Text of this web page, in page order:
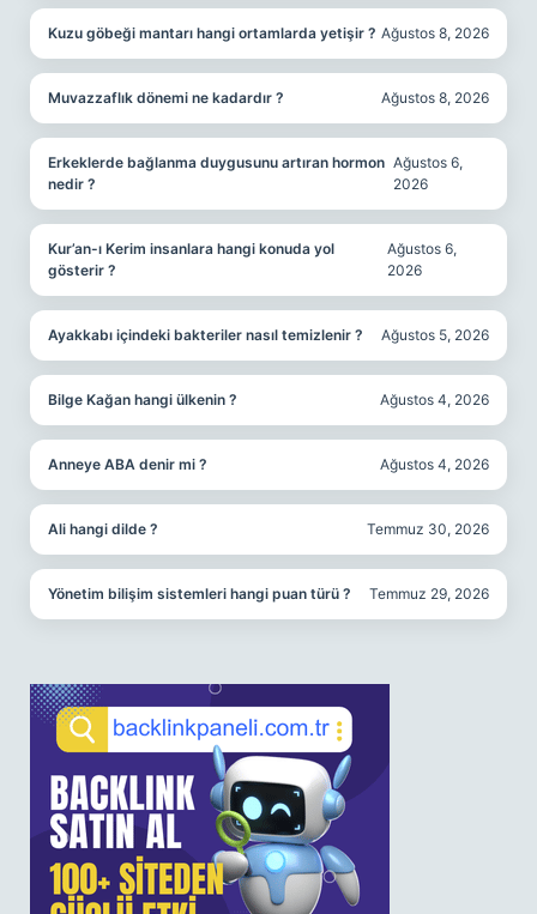
Kuzu göbeği mantarı hangi ortamlarda yetişir ? Ağustos 8, 2026
Muvazzaflık dönemi ne kadardır ? Ağustos 8, 2026
Erkeklerde bağlanma duygusunu artıran hormon
nedir ?
Ağustos 6,
2026
Kur’an-ı Kerim insanlara hangi konuda yol
gösterir ?
Ağustos 6,
2026
Ayakkabı içindeki bakteriler nasıl temizlenir ? Ağustos 5, 2026
Bilge Kağan hangi ülkenin ? Ağustos 4, 2026
Anneye ABA denir mi ? Ağustos 4, 2026
Ali hangi dilde ? Temmuz 30, 2026
Yönetim bilişim sistemleri hangi puan türü ? Temmuz 29, 2026